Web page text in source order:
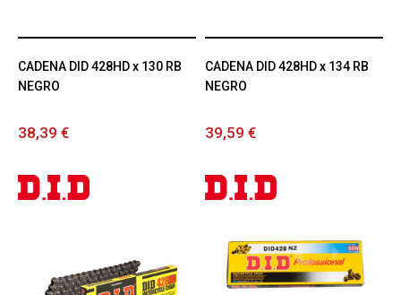
CADENA DID 428HD x 130 RB
NEGRO
38,39 €
CADENA DID 428HD x 134 RB
NEGRO
39,59 €